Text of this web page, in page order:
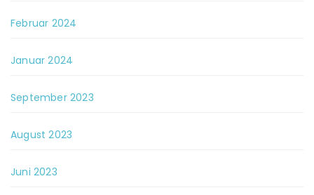
Februar 2024
Januar 2024
September 2023
August 2023
Juni 2023